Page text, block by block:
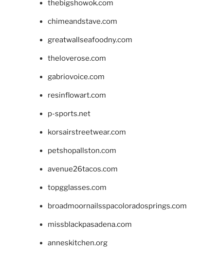
thebigshowok.com
chimeandstave.com
greatwallseafoodny.com
theloverose.com
gabriovoice.com
resinflowart.com
p-sports.net
korsairstreetwear.com
petshopallston.com
avenue26tacos.com
topgglasses.com
broadmoornailsspacoloradosprings.com
missblackpasadena.com
anneskitchen.org